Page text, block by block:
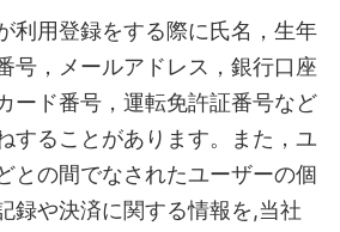
利用登録をする際に氏名，生年
号，メールアドレス，銀行口座
ード番号，運転免許証番号など
することがあります。また，ユ
との間でなされたユーザーの個
録や決済に関する情報を,当社